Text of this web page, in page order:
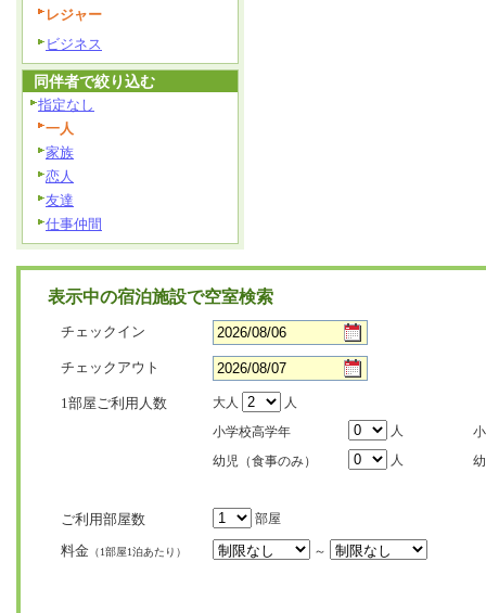
レジャー
ビジネス
同伴者で絞り込む
指定なし
一人
家族
恋人
友達
仕事仲間
表示中の宿泊施設で空室検索
チェックイン
チェックアウト
1部屋ご利用人数 大人
人
小学校高学年
人
幼児（食事のみ）
人
ご利用部屋数 部屋
料金 （1部屋1泊あたり） ～